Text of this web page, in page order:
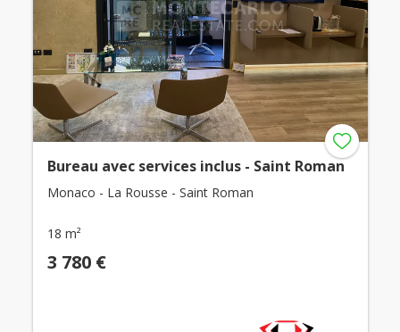
Bureau avec services inclus - Saint Roman
Monaco - La Rousse - Saint Roman
18 m²
3 780 €